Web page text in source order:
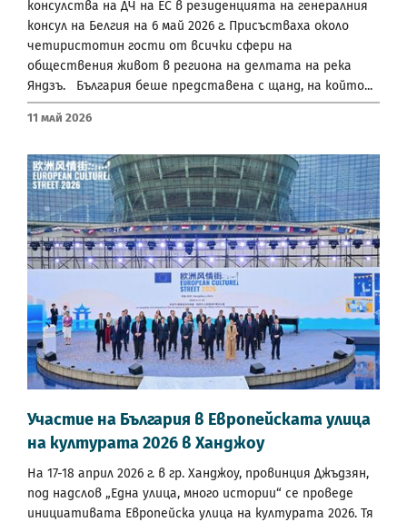
консулства на ДЧ на ЕС в резиденцията на генералния
консул на Белгия на 6 май 2026 г. Присъстваха около
четиристотин гости от всички сфери на
обществения живот в региона на делтата на река
Яндзъ. България беше представена с щанд, на който...
11 Май 2026
Участие на България в Европейската улица
на културата 2026 в Ханджоу
На 17-18 април 2026 г. в гр. Ханджоу, провинция Джъдзян,
под надслов „Една улица, много истории“ се проведе
инициативата Европейска улица на културата 2026. Тя